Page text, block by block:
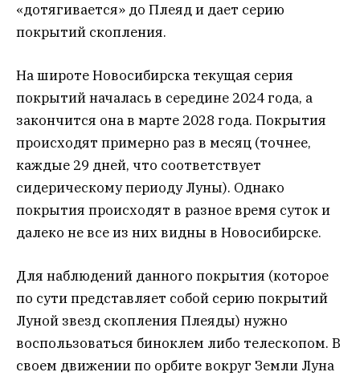
«дотягивается» до Плеяд и дает серию
покрытий скопления.
На широте Новосибирска текущая серия
покрытий началась в середине 2024 года, а
закончится она в марте 2028 года. Покрытия
происходят примерно раз в месяц (точнее,
каждые 29 дней, что соответствует
сидерическому периоду Луны). Однако
покрытия происходят в разное время суток и
далеко не все из них видны в Новосибирске.
Для наблюдений данного покрытия (которое
по сути представляет собой серию покрытий
Луной звезд скопления Плеяды) нужно
воспользоваться биноклем либо телескопом. В
своем движении по орбите вокруг Земли Луна